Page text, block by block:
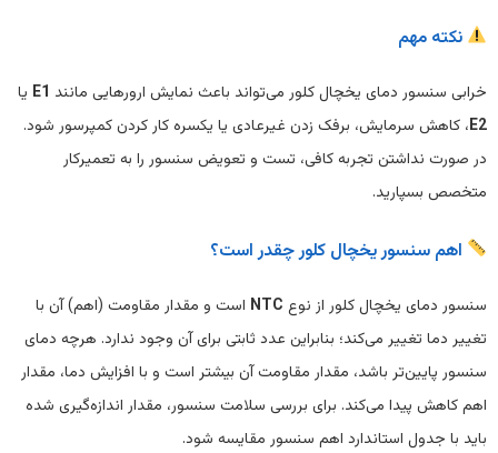
نکته مهم
خرابی سنسور دمای یخچال کلور می‌تواند باعث نمایش ارورهایی مانند E1 یا
E2، کاهش سرمایش، برفک زدن غیرعادی یا یکسره کار کردن کمپرسور شود.
در صورت نداشتن تجربه کافی، تست و تعویض سنسور را به تعمیرکار
متخصص بسپارید.
اهم سنسور یخچال کلور چقدر است؟
سنسور دمای یخچال کلور از نوع NTC است و مقدار مقاومت (اهم) آن با
تغییر دما تغییر می‌کند؛ بنابراین عدد ثابتی برای آن وجود ندارد. هرچه دمای
سنسور پایین‌تر باشد، مقدار مقاومت آن بیشتر است و با افزایش دما، مقدار
اهم کاهش پیدا می‌کند. برای بررسی سلامت سنسور، مقدار اندازه‌گیری شده
باید با جدول استاندارد اهم سنسور مقایسه شود.